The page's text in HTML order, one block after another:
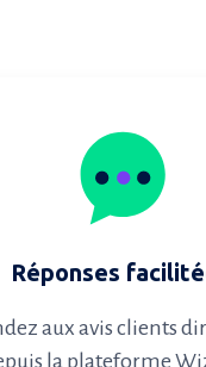
Réponses
aux avis clients
la plateforme